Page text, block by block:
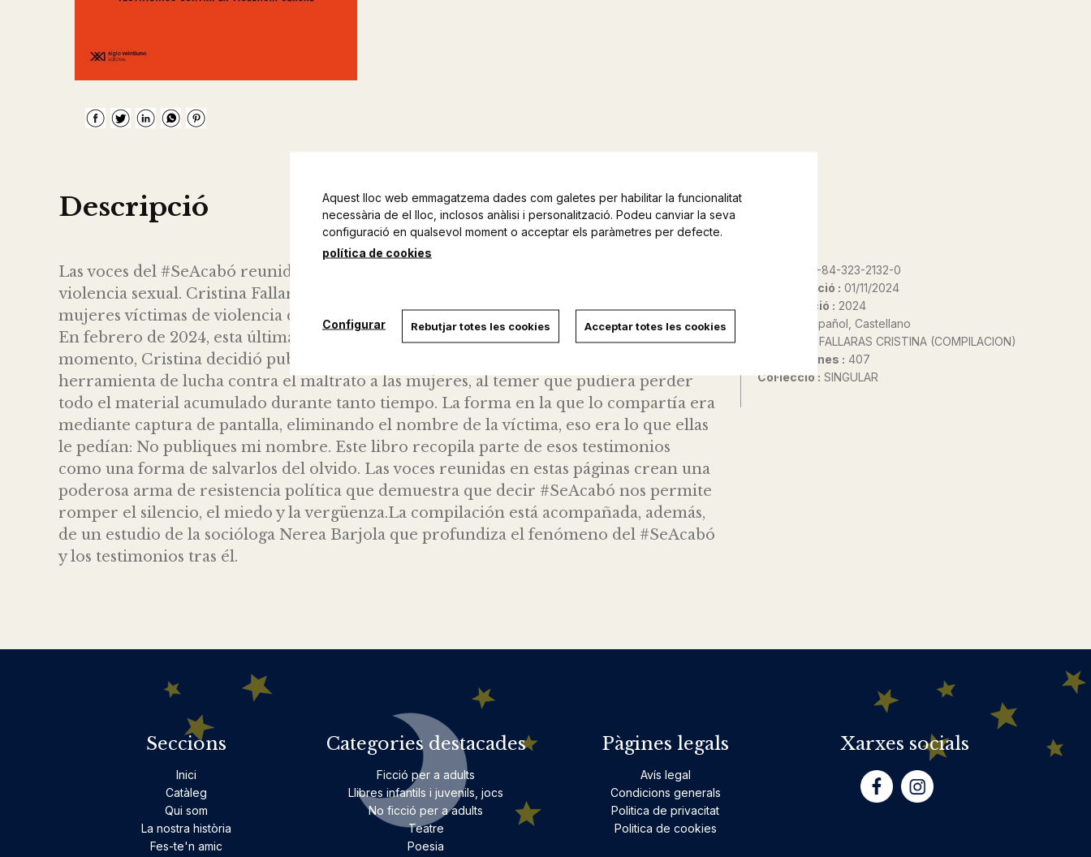
Descripció
978-84-323-2132-0
Data d'edició : 01/11/2024
Any d'edició : 2024
Español, Castellano
FALLARAS CRISTINA (COMPILACION)
Nº de pàgines : 407
Col·lecció : SINGULAR
Las voces del #SeAcabó reunidas en un libro para romper el silencio contra la
violencia sexual. Cristina Fallarás lleva años recibiendo y compartiendo testimonios de
mujeres víctimas de violencia de género (primero en Twitter y después en Instagram).
En febrero de 2024, esta última red social le cerró la cuenta y todo estalló. En ese
momento, Cristina decidió publicar todos esos testimonios en formato libro como
herramienta de lucha contra el maltrato a las mujeres, al temer que pudiera perder
todo el material acumulado durante tanto tiempo. La forma en la que lo compartía era
mediante captura de pantalla, eliminando el nombre de la víctima, eso era lo que ellas
le pedían: No publiques mi nombre. Este libro recopila parte de esos testimonios
como una forma de salvarlos del olvido. Las voces reunidas en estas páginas crean una
poderosa arma de resistencia política que demuestra que decir #SeAcabó nos permite
romper el silencio, el miedo y la vergüenza.La compilación está acompañada, además,
de un estudio de la socióloga Nerea Barjola que profundiza el fenómeno del #SeAcabó
y los testimonios tras él.
Seccions
Inici
Catàleg
Qui som
La nostra història
Fes-te'n amic
Categories destacades
Ficció per a adults
Llibres infantils i juvenils, jocs
No ficció per a adults
Teatre
Poesia
Pàgines legals
Avís legal
Condicions generals
Politica de privacitat
Politica de cookies
Xarxes socials
Aquest lloc web emmagatzema dades com galetes per habilitar la funcionalitat
necessària de el lloc, inclosos anàlisi i personalització. Podeu canviar la seva
configuració en qualsevol moment o acceptar els paràmetres per defecte.
política de cookies
Configurar Rebutjar totes les cookies Acceptar totes les cookies